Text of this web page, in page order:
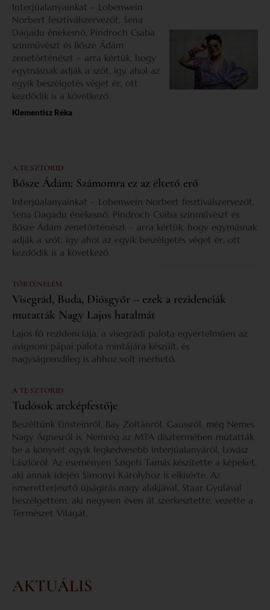
Interjúalanyainkat – Lobenwein
Norbert fesztiválszervezőt, Sena
Dagadu énekesnő, Pindroch Csaba
színművészt és Bősze Ádám
zenetörténészt – arra kértük, hogy
egymásnak adják a szót, így ahol az
egyik beszélgetés véget ér, ott
kezdődik is a következő.
Klementisz Réka
A TE SZTORID
Bősze Ádám: Számomra ez az éltető erő
Interjúalanyainkat – Lobenwein Norbert fesztiválszervezőt,
Sena Dagadu énekesnő, Pindroch Csaba színművészt és
Bősze Ádám zenetörténészt – arra kértük, hogy egymásnak
adják a szót, így ahol az egyik beszélgetés véget ér, ott
kezdődik is a következő.
TÖRTÉNELEM
Visegrád, Buda, Diósgyőr – ezek a rezidenciák
mutatták Nagy Lajos hatalmát
Lajos fő rezidenciája, a visegrádi palota egyértelműen az
avignoni pápai palota mintájára készült, és
nagyságrendileg is ahhoz volt mérhető.
A TE SZTORID
Tudósok arcképfestője
Beszéltünk Einsteinről, Bay Zoltánról, Gaussról, még Nemes
Nagy Ágnesről is. Nemrég az MTA dísztermében mutatták
be a könyvét egyik legkedvesebb interjúalanyáról, Lovász
Lászlóról. Az eseményen Szigeti Tamás készítette a képeket,
aki annak idején Simonyi Károlyhoz is elkísérte. Az
ismeretterjesztő újságírás nagy alakjával, Staar Gyulával
beszélgettem, aki negyven éven át szerkesztette, vezette a
Természet Világát.
AKTUÁLIS